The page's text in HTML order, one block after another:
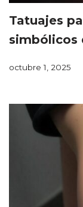
Tatuajes
simbólicos
octubre 1, 2025